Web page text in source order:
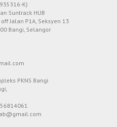
K)
Suntrack HUB
Jalan P1A, Seksyen 13
Bangi, Selangor
PKNS Bangi